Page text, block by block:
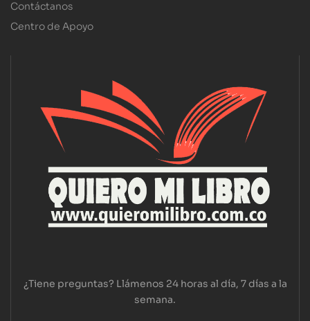
Contáctanos
Centro de Apoyo
¿Tiene preguntas? Llámenos 24 horas al día, 7 días a la
semana.